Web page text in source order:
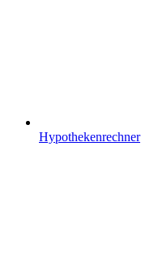
Hypothekenrechner